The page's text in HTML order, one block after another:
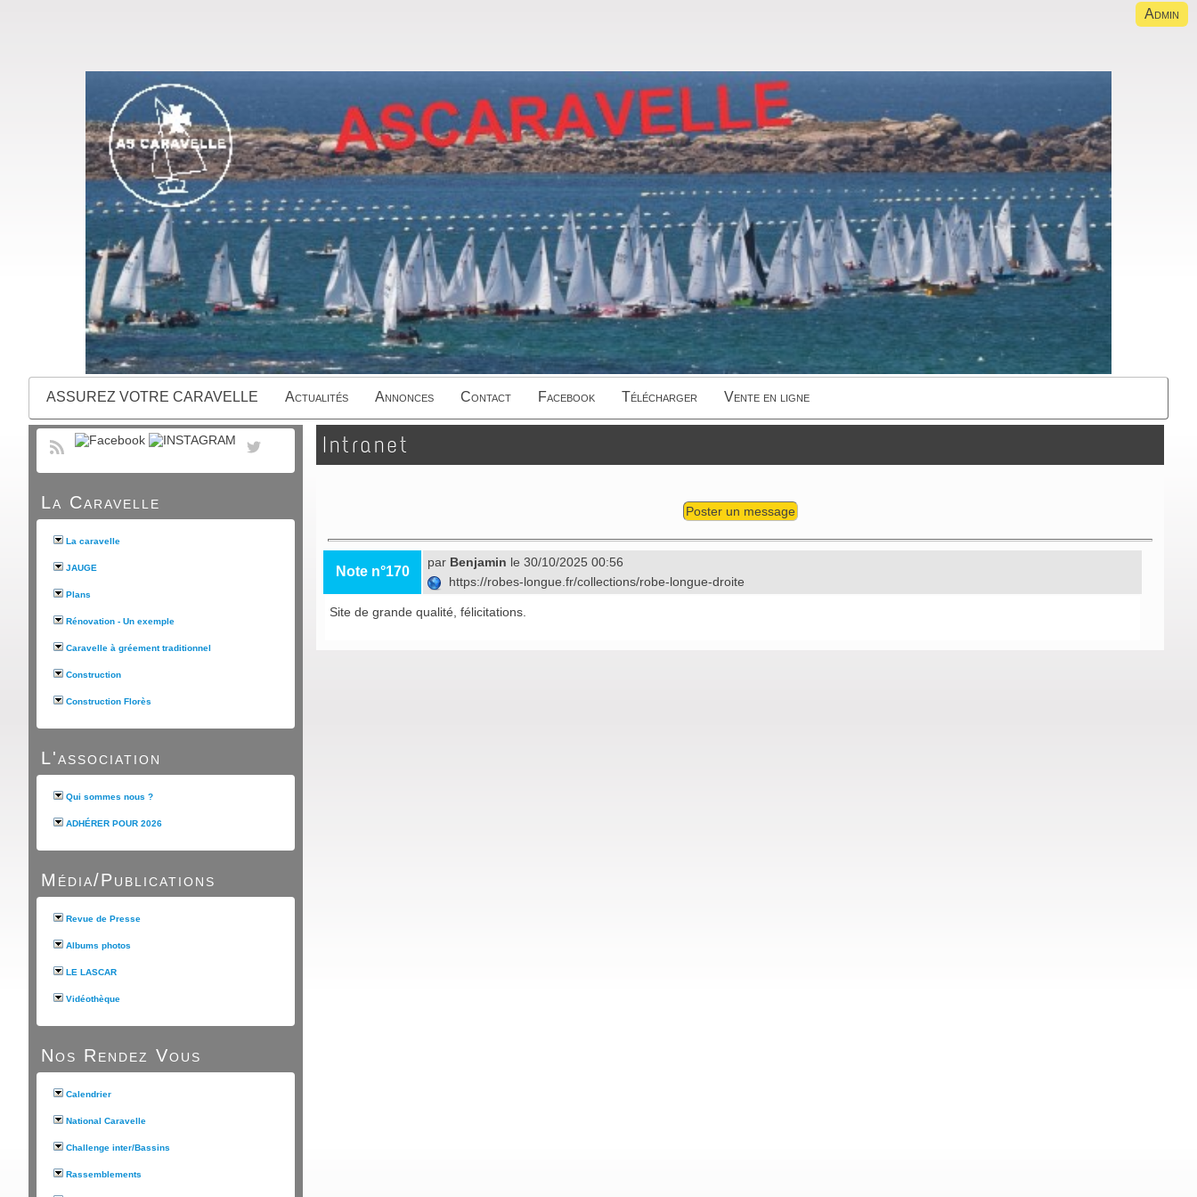
Admin
ASSUREZ VOTRE CARAVELLE Actualités Annonces Contact Facebook Télécharger Vente en ligne
La Caravelle
La caravelle
JAUGE
Plans
Rénovation - Un exemple
Caravelle à gréement traditionnel
Construction
Construction Florès
L'association
Qui sommes nous ?
ADHÉRER POUR 2026
Média/Publications
Revue de Presse
Albums photos
LE LASCAR
Vidéothèque
Nos Rendez Vous
Calendrier
National Caravelle
Challenge inter/Bassins
Rassemblements
Intranet
Poster un message
Note n°170
par Benjamin le 30/10/2025 00:56
https://robes-longue.fr/collections/robe-longue-droite
Site de grande qualité, félicitations.